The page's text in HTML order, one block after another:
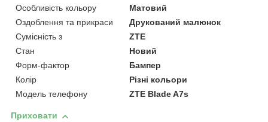
Особливість кольору
Матовий
Оздоблення та прикраси
Друкований малюнок
Сумісність з
ZTE
Стан
Новий
Форм-фактор
Бампер
Колір
Різні кольори
Модель телефону
ZTE Blade A7s
Приховати